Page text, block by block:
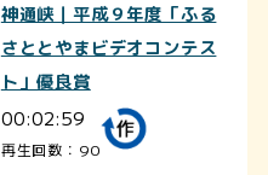
神通峡｜平成９年度「ふる
さととやまビデオコンテス
ト」優良賞
00:02:59
再生回数：90